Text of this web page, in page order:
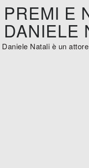
PREMI E
DANIELE
Daniele Natali è un